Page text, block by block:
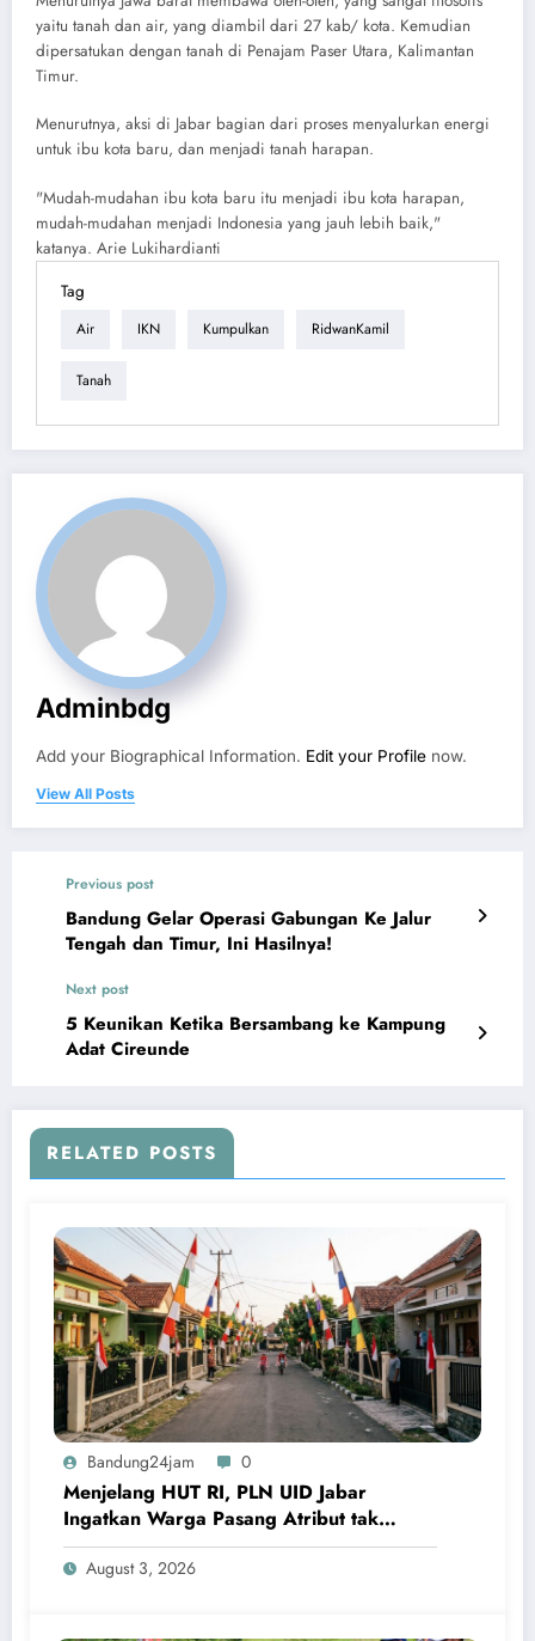
yaitu tanah dan air, yang diambil dari 27 kab/ kota. Kemudian
dipersatukan dengan tanah di Penajam Paser Utara, Kalimantan
Timur.
Menurutnya, aksi di Jabar bagian dari proses menyalurkan energi
untuk ibu kota baru, dan menjadi tanah harapan.
"Mudah-mudahan ibu kota baru itu menjadi ibu kota harapan,
mudah-mudahan menjadi Indonesia yang jauh lebih baik,"
katanya. Arie Lukihardianti
Tag
Air IKN Kumpulkan RidwanKamil
Tanah
Adminbdg
Add your Biographical Information. Edit your Profile now.
View All Posts
Previous post
Bandung Gelar Operasi Gabungan Ke Jalur
Tengah dan Timur, Ini Hasilnya!
Next post
5 Keunikan Ketika Bersambang ke Kampung
Adat Cireunde
RELATED POSTS
Bandung24jam 0
Menjelang HUT RI, PLN UID Jabar
Ingatkan Warga Pasang Atribut tak
Terlalu Dekat Jaringan Listrik
August 3, 2026